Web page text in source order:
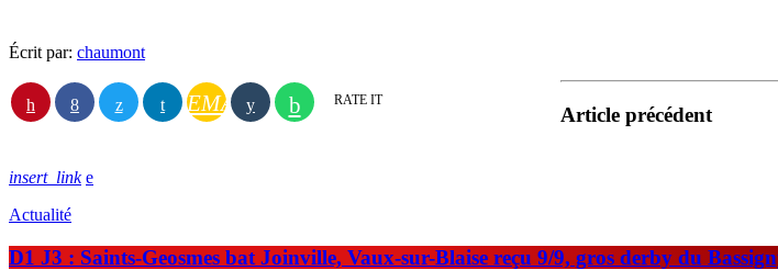
Écrit par: chaumont
EMAIL RATE IT
Article précédent
insert_link
Actualité
D1 J3 : Saints-Geosmes bat Joinville, Vaux-sur-Blaise reçu 9/9, gros derby du